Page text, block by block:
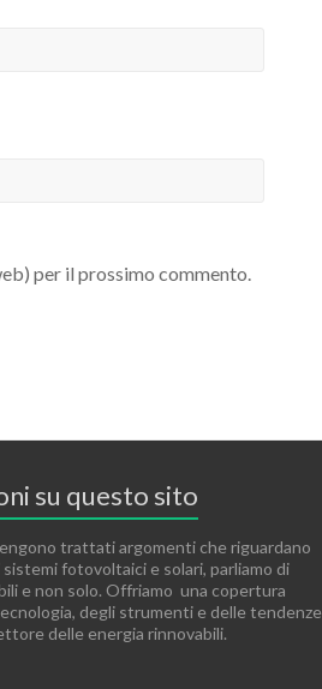
per il prossimo commento.
su questo sito
trattati argomenti che riguardano
fotovoltaici e solari, parliamo di
e non solo. Offriamo una copertura
degli strumenti e delle tendenze
delle energia rinnovabili.